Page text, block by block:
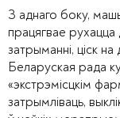
З аднаго боку,
працягвае
затрыманні, ціск
Беларуская рада
«экстрэмісцкім
затрымліваць,